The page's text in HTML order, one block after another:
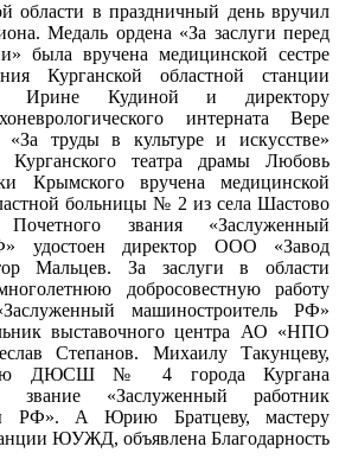
области в праздничный день вручил
Медаль ордена «За заслуги перед
была вручена медицинской сестре
Курганской областной станции
Ирине Кудиной и директору
интерната Вере
труды в культуре и искусстве»
Курганского театра драмы Любовь
Крымского вручена медицинской
больницы № 2 из села Шастово
звания «Заслуженный
удостоен директор ООО «Завод
Мальцев. За заслуги в области
добросовестную работу
машиностроитель РФ»
выставочного центра АО «НПО
Степанов. Михаилу Такунцеву,
ДЮСШ № 4 города Кургана
звание «Заслуженный работник
РФ». А Юрию Братцеву, мастеру
ЮУЖД, объявлена Благодарность